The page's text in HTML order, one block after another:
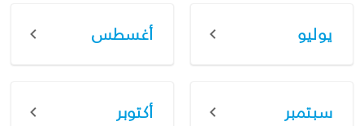
يوليو أغسطس
سبتمبر أكتوبر